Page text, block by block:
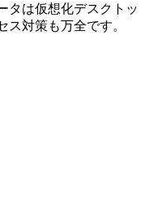
タは仮想化デスクトッ
対策も万全です。